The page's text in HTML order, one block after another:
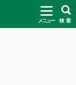
メニュー 検 索